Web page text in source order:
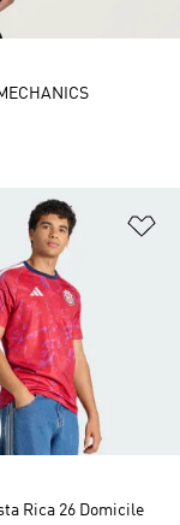
de produits
Rica 26 Domicile